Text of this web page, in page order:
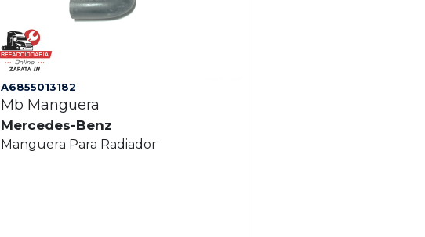
A6855013182
Mb Manguera
Mercedes-Benz
Manguera Para Radiador